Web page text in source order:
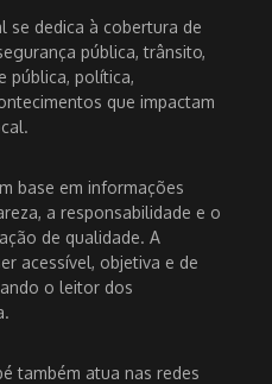
se dedica à cobertura de
pública, trânsito,
pública, política,
que impactam
base em informações
a responsabilidade e o
de qualidade. A
acessível, objetiva e de
o leitor dos
também atua nas redes